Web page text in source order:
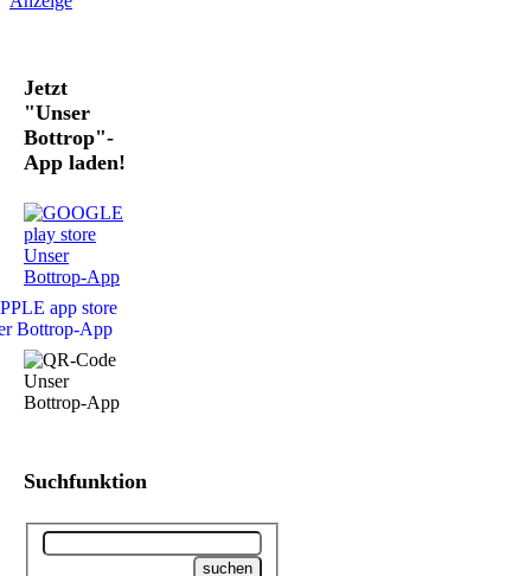
Jetzt
"Unser
Bottrop"-
App laden!
Suchfunktion